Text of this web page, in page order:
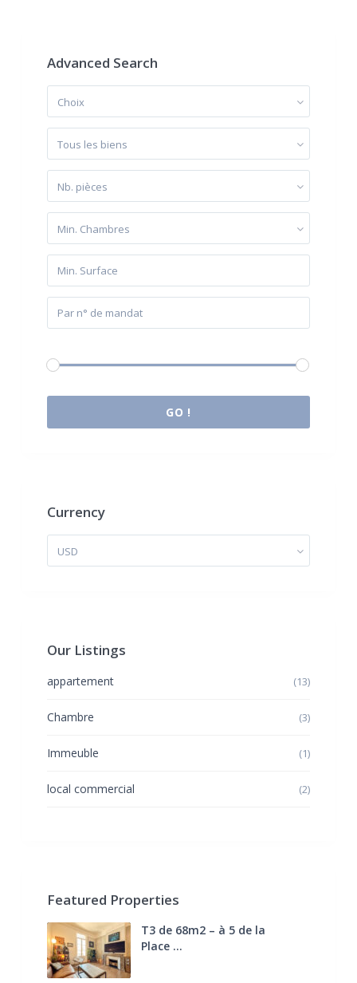
Advanced Search
Choix
Tous les biens
Nb. pièces
Min. Chambres
GO !
Currency
USD
Our Listings
appartement (13)
Chambre (3)
Immeuble (1)
local commercial (2)
Featured Properties
T3 de 68m2 – à 5 de la
Place ...